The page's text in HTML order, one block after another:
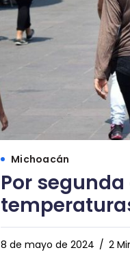
Michoacán
Por
8 de mayo de 2024 2